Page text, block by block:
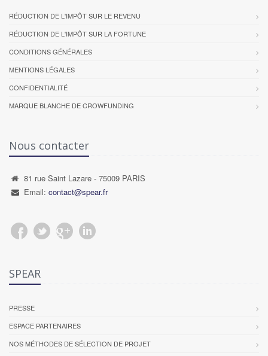
RÉDUCTION DE L'IMPÔT SUR LE REVENU
RÉDUCTION DE L'IMPÔT SUR LA FORTUNE
CONDITIONS GÉNÉRALES
MENTIONS LÉGALES
CONFIDENTIALITÉ
MARQUE BLANCHE DE CROWFUNDING
Nous contacter
81 rue Saint Lazare - 75009 PARIS
Email: contact@spear.fr
SPEAR
PRESSE
ESPACE PARTENAIRES
NOS MÉTHODES DE SÉLECTION DE PROJET